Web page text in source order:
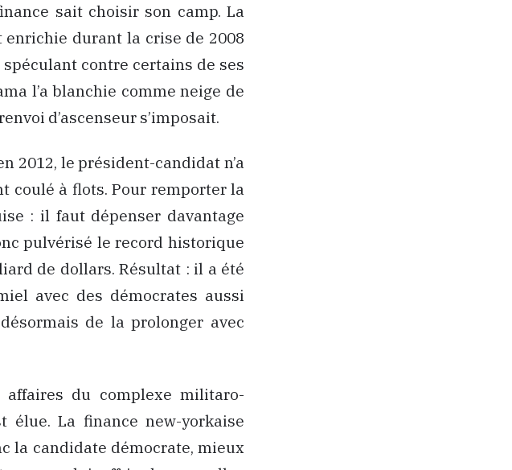
sait choisir son camp. La
enrichie durant la crise de 2008
contre certains de ses
l’a blanchie comme neige de
d’ascenseur s’imposait.
2012, le président-candidat n’a
coulé à flots. Pour remporter la
: il faut dépenser davantage
pulvérisé le record historique
de dollars. Résultat : il a été
avec des démocrates aussi
de la prolonger avec
du complexe militaro-
La finance new-yorkaise
la candidate démocrate, mieux